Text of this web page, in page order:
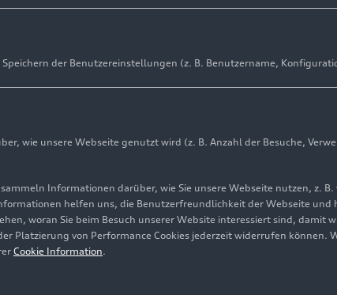
der Benutzereinstellungen (z. B. Benutzername,
wie unsere Webseite genutzt wird (z. B. Anzahl der Besuche,
Informationen darüber, wie Sie unsere Webseite nutzen, z.
helfen uns, die Benutzerfreundlichkeit der Webseite und
woran Sie beim Besuch unserer Website interessiert sind, damit
Platzierung von Performance Cookies jederzeit widerrufen können.
Cookie Information.